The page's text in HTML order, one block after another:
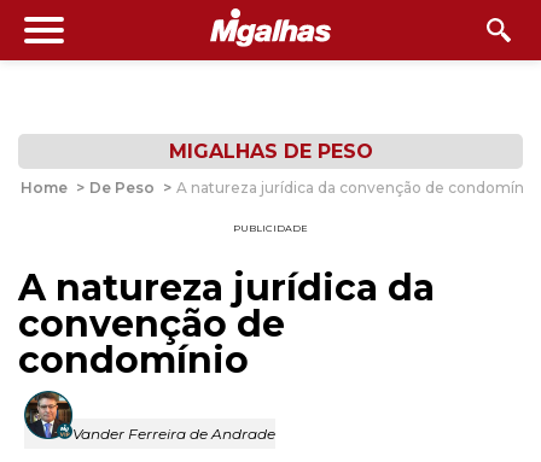
MIGALHAS DE PESO
Home > De Peso > A natureza jurídica da convenção de condomínio
PUBLICIDADE
A natureza jurídica da
convenção de
condomínio
Vander Ferreira de Andrade